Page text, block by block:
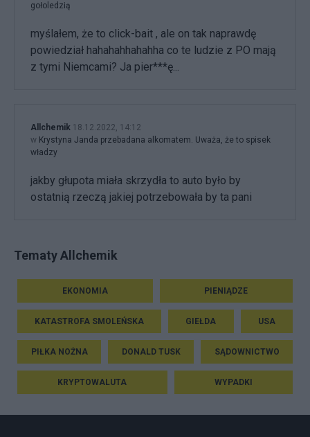
gołoledzią
myślałem, że to click-bait , ale on tak naprawdę
powiedział hahahahhahahha co te ludzie z PO mają
z tymi Niemcami? Ja pier***ę...
Allchemik 18.12.2022, 14:12
w Krystyna Janda przebadana alkomatem. Uważa, że to spisek
władzy
jakby głupota miała skrzydła to auto było by
ostatnią rzeczą jakiej potrzebowała by ta pani
Tematy Allchemik
EKONOMIA PIENIĄDZE
KATASTROFA SMOLEŃSKA GIEŁDA USA
PIŁKA NOŻNA DONALD TUSK SĄDOWNICTWO
KRYPTOWALUTA WYPADKI